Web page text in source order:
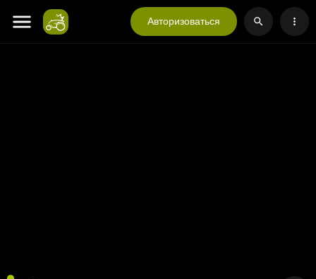
Авторизоваться